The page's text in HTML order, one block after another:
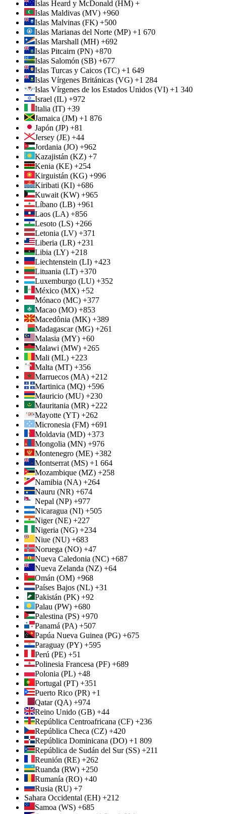
Islas Heard y McDonald (HM) +
Islas Maldivas (MV) +960
Islas Malvinas (FK) +500
Islas Marianas del Norte (MP) +1 670
Islas Marshall (MH) +692
Islas Pitcairn (PN) +870
Islas Salomón (SB) +677
Islas Turcas y Caicos (TC) +1 649
Islas Vírgenes Británicas (VG) +1 284
Islas Vírgenes de los Estados Unidos (VI) +1 340
Israel (IL) +972
Italia (IT) +39
Jamaica (JM) +1 876
Japón (JP) +81
Jersey (JE) +44
Jordania (JO) +962
Kazajistán (KZ) +7
Kenia (KE) +254
Kirguistán (KG) +996
Kiribati (KI) +686
Kuwait (KW) +965
Líbano (LB) +961
Laos (LA) +856
Lesoto (LS) +266
Letonia (LV) +371
Liberia (LR) +231
Libia (LY) +218
Liechtenstein (LI) +423
Lituania (LT) +370
Luxemburgo (LU) +352
México (MX) +52
Mónaco (MC) +377
Macao (MO) +853
Macedônia (MK) +389
Madagascar (MG) +261
Malasia (MY) +60
Malawi (MW) +265
Mali (ML) +223
Malta (MT) +356
Marruecos (MA) +212
Martinica (MQ) +596
Mauricio (MU) +230
Mauritania (MR) +222
Mayotte (YT) +262
Micronesia (FM) +691
Moldavia (MD) +373
Mongolia (MN) +976
Montenegro (ME) +382
Montserrat (MS) +1 664
Mozambique (MZ) +258
Namibia (NA) +264
Nauru (NR) +674
Nepal (NP) +977
Nicaragua (NI) +505
Niger (NE) +227
Nigeria (NG) +234
Niue (NU) +683
Noruega (NO) +47
Nueva Caledonia (NC) +687
Nueva Zelanda (NZ) +64
Omán (OM) +968
Países Bajos (NL) +31
Pakistán (PK) +92
Palau (PW) +680
Palestina (PS) +970
Panamá (PA) +507
Papúa Nueva Guinea (PG) +675
Paraguay (PY) +595
Perú (PE) +51
Polinesia Francesa (PF) +689
Polonia (PL) +48
Portugal (PT) +351
Puerto Rico (PR) +1
Qatar (QA) +974
Reino Unido (GB) +44
República Centroafricana (CF) +236
República Checa (CZ) +420
República Dominicana (DO) +1 809
República de Sudán del Sur (SS) +211
Reunión (RE) +262
Ruanda (RW) +250
Rumanía (RO) +40
Rusia (RU) +7
Sahara Occidental (EH) +212
Samoa (WS) +685